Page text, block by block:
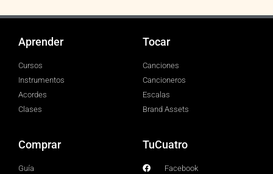
Aprender
Cursos
Instrumentos
Acordes
Clases
Tocar
Canciones
Cancioneros
Escalas
Brand Assets
Comprar
Guía
TuCuatro
Facebook